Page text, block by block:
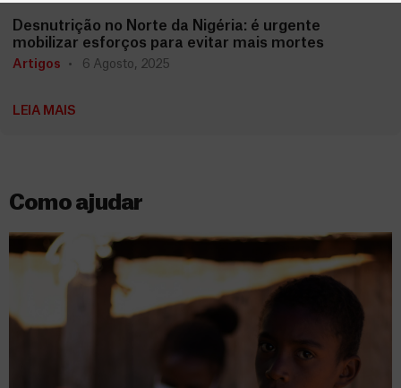
Desnutrição no Norte da Nigéria: é urgente
mobilizar esforços para evitar mais mortes
Artigos 6 Agosto, 2025
LEIA MAIS
Como ajudar